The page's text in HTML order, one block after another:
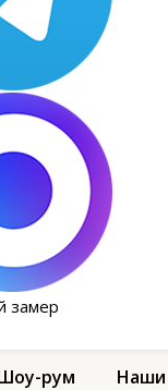
замер
рум Наши